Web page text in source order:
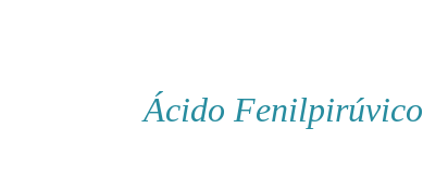
Ácido Fenilpirúvico